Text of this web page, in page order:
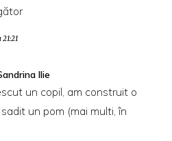
Ilie
un copil, am construit o
un pom (mai multi, în